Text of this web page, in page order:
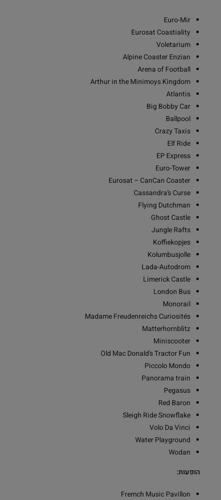
Euro-Mir
Eurosat Coastiality
Voletarium
Alpine Coaster Enzian
Arena of Football
Arthur in the Minimoys Kingdom
Atlantis
Big Bobby Car
Ballpool
Crazy Taxis
Elf Ride
EP Express
Euro-Tower
Eurosat – CanCan Coaster
Cassandra’s Curse
Flying Dutchman
Ghost Castle
Jungle Rafts
Koffiekopjes
Kolumbusjolle
Lada-Autodrom
Limerick Castle
London Bus
Monorail
Madame Freudenreichs Curiosités
Matterhornblitz
Miniscooter
Old Mac Donald's Tractor Fun
Piccolo Mondo
Panorama train
Pegasus
Red Baron
Sleigh Ride Snowflake
Volo Da Vinci
Water Playground
Wodan
הופעות:
Fremch Music Pavillon